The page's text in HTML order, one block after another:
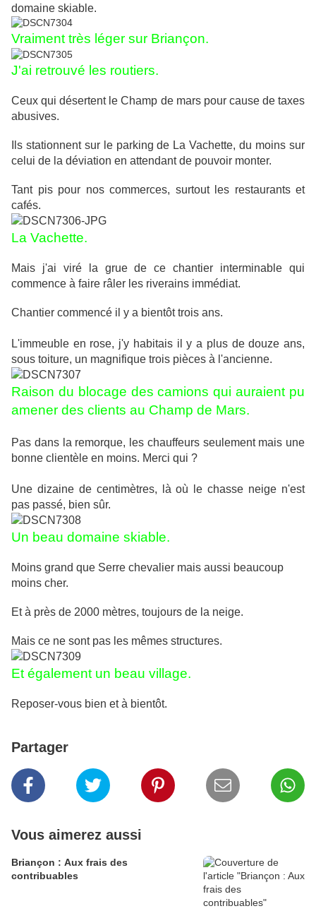
domaine skiable.
Vraiment très léger sur Briançon.
J'ai retrouvé les routiers.
Ceux qui désertent le Champ de mars pour cause de taxes
abusives.
Ils stationnent sur le parking de La Vachette, du moins sur
celui de la déviation en attendant de pouvoir monter.
Tant pis pour nos commerces, surtout les restaurants et
cafés.
La Vachette.
Mais j'ai viré la grue de ce chantier interminable qui
commence à faire râler les riverains immédiat.
Chantier commencé il y a bientôt trois ans.
L'immeuble en rose, j'y habitais il y a plus de douze ans,
sous toiture, un magnifique trois pièces à l'ancienne.
Raison du blocage des camions qui auraient pu
amener des clients au Champ de Mars.
Pas dans la remorque, les chauffeurs seulement mais une
bonne clientèle en moins. Merci qui ?
Une dizaine de centimètres, là où le chasse neige n'est
pas passé, bien sûr.
Un beau domaine skiable.
Moins grand que Serre chevalier mais aussi beaucoup
moins cher.
Et à près de 2000 mètres, toujours de la neige.
Mais ce ne sont pas les mêmes structures.
Et également un beau village.
Reposer-vous bien et à bientôt.
Partager
Vous aimerez aussi
Briançon : Aux frais des
contribuables